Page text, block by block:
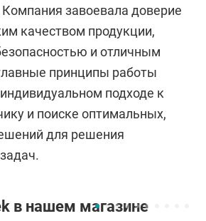
завоевала доверие
качеством продукции,
и отличным
принципы работы
подходе к
и поиске оптимальных,
для решения
в нашем магазине